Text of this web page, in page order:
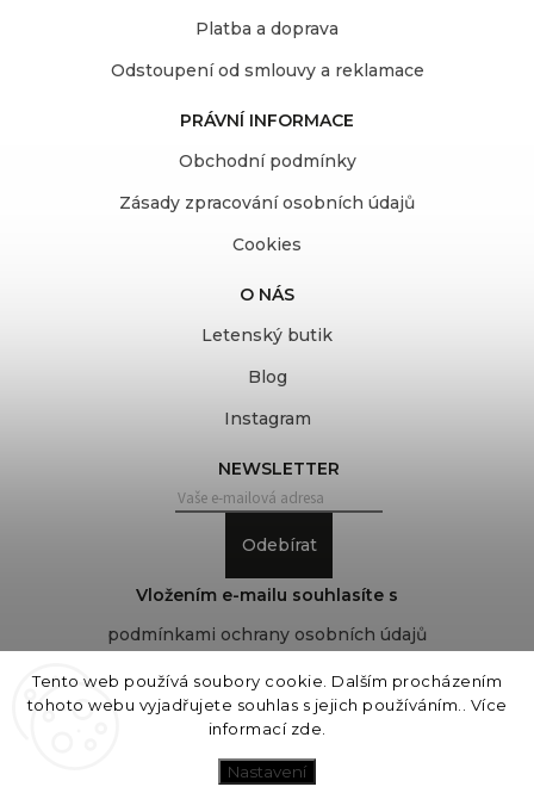
Tento web používá soubory cookie. Dalším procházením
tohoto webu vyjadřujete souhlas s jejich používáním.. Více
informací zde
Nastavení
Platba a doprava
Odstoupení od smlouvy a reklamace
PRÁVNÍ INFORMACE
Obchodní podmínky
Zásady zpracování osobních údajů
Cookies
O NÁS
Letenský butik
Blog
Instagram
NEWSLETTER
Odebírat
Vložením e-mailu souhlasíte s
podmínkami ochrany osobních údajů
COVEROVER
Upravit nastavení cookies